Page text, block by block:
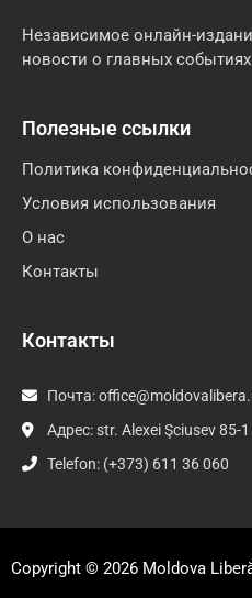
Независимое онлайн-
новости о главных
Полезные ссылки
Политика
Условия использования
О нас
Контакты
Контакты
Почта:
Адрес: str. Alexei Şciusev 85-1
Telefon: (+373) 611 36 060
Copyright © 2026 Moldova